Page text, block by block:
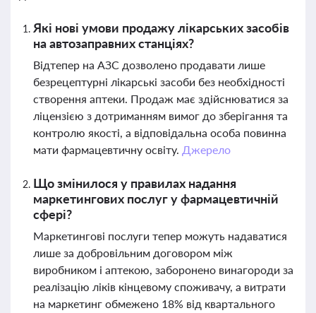
Які нові умови продажу лікарських засобів
на автозаправних станціях?
Відтепер на АЗС дозволено продавати лише
безрецептурні лікарські засоби без необхідності
створення аптеки. Продаж має здійснюватися за
ліцензією з дотриманням вимог до зберігання та
контролю якості, а відповідальна особа повинна
мати фармацевтичну освіту. Джерело
Що змінилося у правилах надання
маркетингових послуг у фармацевтичній
сфері?
Маркетингові послуги тепер можуть надаватися
лише за добровільним договором між
виробником і аптекою, заборонено винагороди за
реалізацію ліків кінцевому споживачу, а витрати
на маркетинг обмежено 18% від квартального